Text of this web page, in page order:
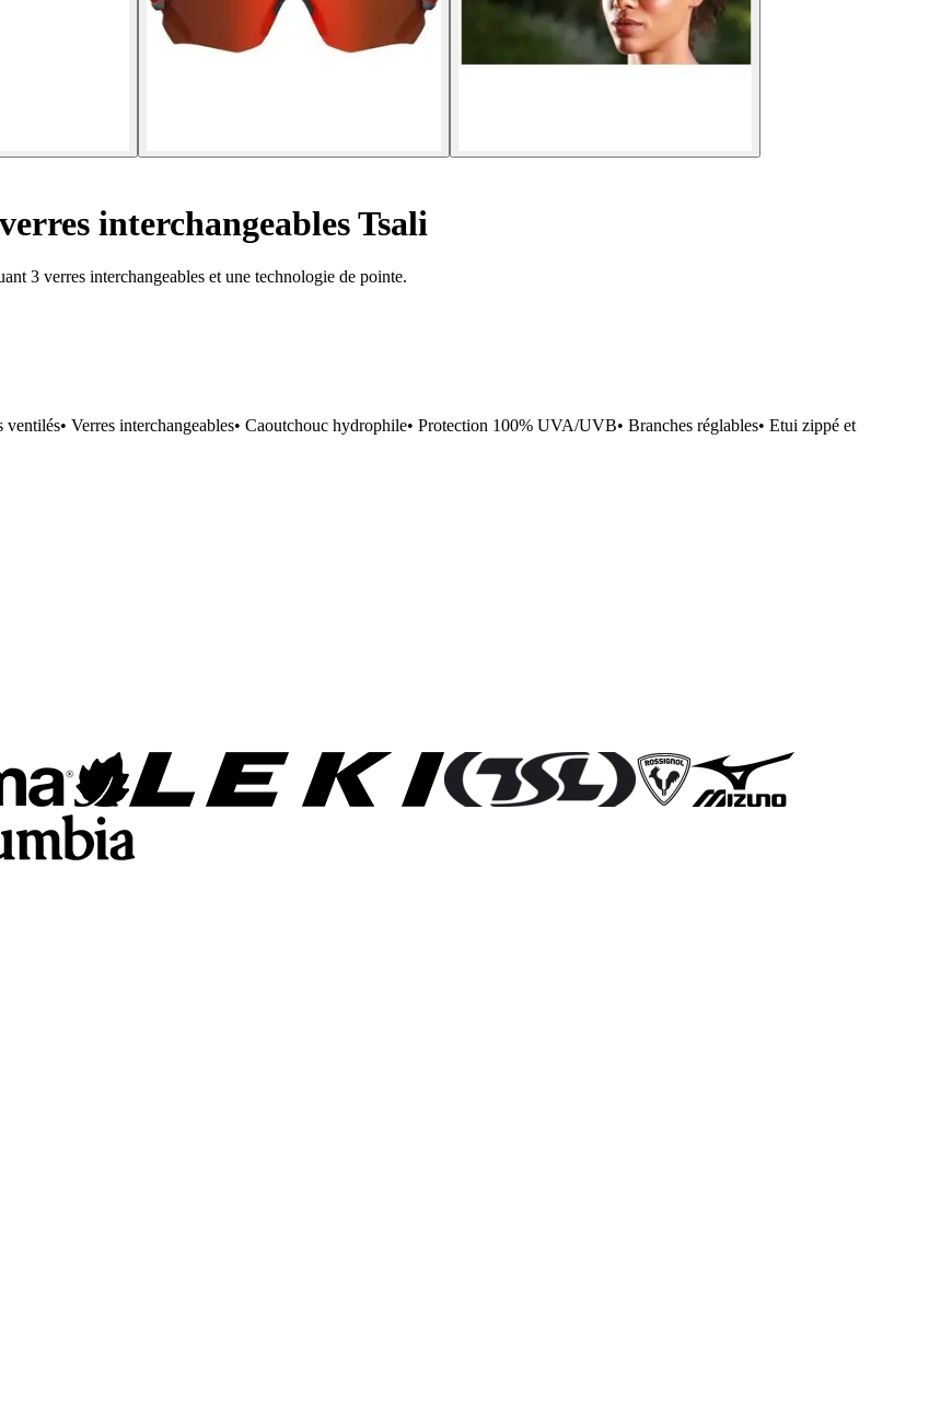
interchangeables Tsali
3 verres interchangeables et une technologie de pointe.
Verres interchangeables• Caoutchouc hydrophile• Protection 100% UVA/UVB• Branches réglables• Etui zippé et